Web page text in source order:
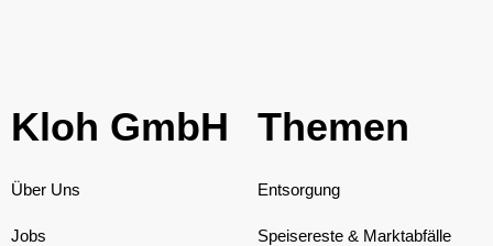
Kloh GmbH
Über Uns
Jobs
Themen
Entsorgung
Speisereste & Marktabfälle